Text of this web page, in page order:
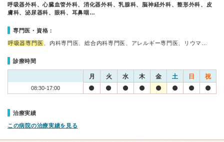
呼吸器外科、心臓血管外科、消化器外科、乳腺科、脳神経外科、整形外科、皮
膚科、泌尿器科、眼科、耳鼻咽…
専門医・資格：
呼吸器専門医 、内科専門医、総合内科専門医、アレルギー専門医、リウマ…
診療時間
月 火 水 木 金 土 日 祝
08:30-17:00
治療実績
この病院の治療実績を見る